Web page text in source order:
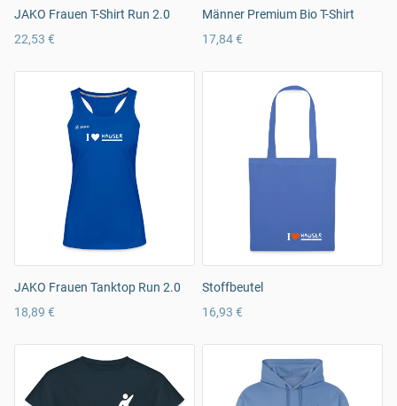
JAKO Frauen T-Shirt Run 2.0
22,53 €
Männer Premium Bio T-Shirt
17,84 €
JAKO Frauen Tanktop Run 2.0
18,89 €
Stoffbeutel
16,93 €